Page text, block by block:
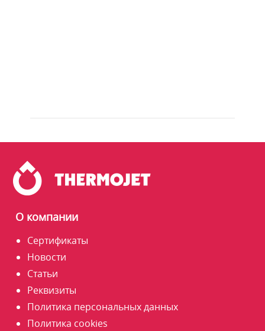
О компании
Сертификаты
Новости
Статьи
Реквизиты
Политика персональных данных
Политика cookies